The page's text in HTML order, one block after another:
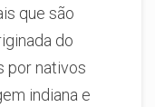
que são
do
por nativos
indiana e